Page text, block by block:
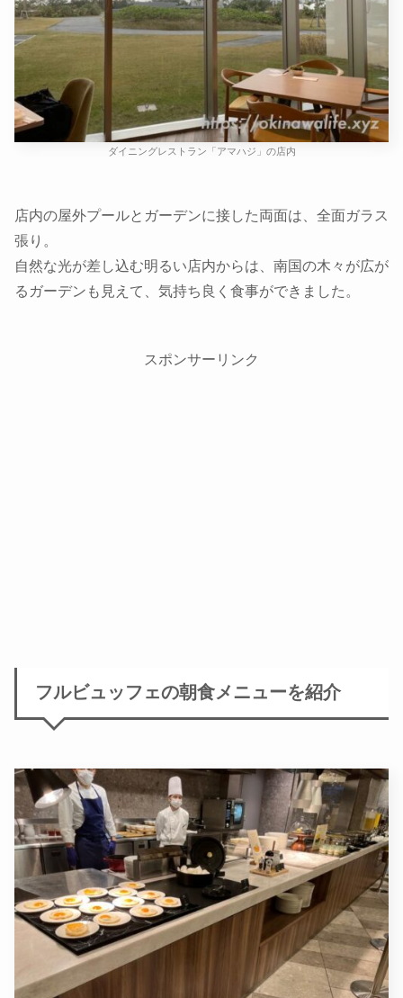
ダイニングレストラン「アマハジ」の店内
店内の屋外プールとガーデンに接した両面は、全面ガラス
張り。
自然な光が差し込む明るい店内からは、南国の木々が広が
るガーデンも見えて、気持ち良く食事ができました。
スポンサーリンク
フルビュッフェの朝食メニューを紹介